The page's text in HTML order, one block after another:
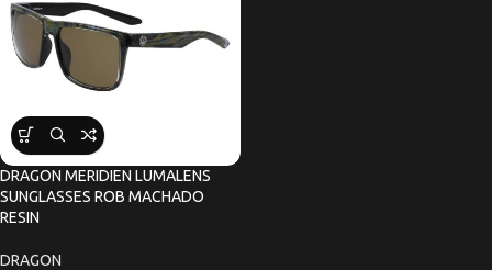
DRAGON MERIDIEN LUMALENS
SUNGLASSES ROB MACHADO
RESIN
DRAGON